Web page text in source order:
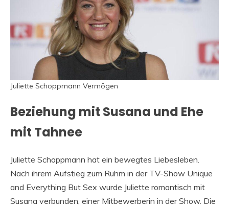
Juliette Schoppmann Vermögen
Beziehung mit Susana und Ehe
mit Tahnee
Juliette Schoppmann hat ein bewegtes Liebesleben.
Nach ihrem Aufstieg zum Ruhm in der TV-Show Unique
and Everything But Sex wurde Juliette romantisch mit
Susana verbunden, einer Mitbewerberin in der Show. Die